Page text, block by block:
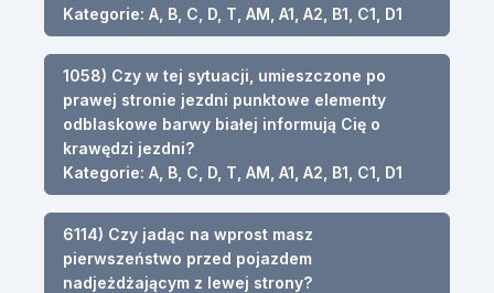
Kategorie: A, B, C, D, T, AM, A1, A2, B1, C1, D1
1058) Czy w tej sytuacji, umieszczone po
prawej stronie jezdni punktowe elementy
odblaskowe barwy białej informują Cię o
krawędzi jezdni?
Kategorie: A, B, C, D, T, AM, A1, A2, B1, C1, D1
6114) Czy jadąc na wprost masz
pierwszeństwo przed pojazdem
nadjeżdżającym z lewej strony?